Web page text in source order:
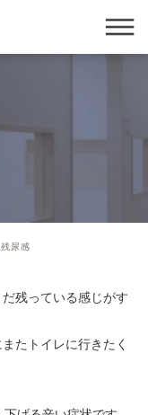
残尿感
残っている感じがす
たトイレに行きたく